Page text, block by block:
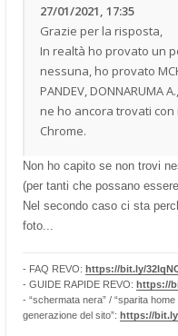
27/01/2021, 17:35
Grazie per la risposta,
In realtà ho provato un
nessuna, ho provato
PANDEV, DONNARUMA
ne ho ancora trovati
Chrome.
Non ho capito se non trovi
(per tanti che possano
Nel secondo caso ci sta
foto...
- FAQ REVO: https://bit.ly/
- GUIDE RAPIDE REVO: https://
- “schermata nera” / “sparita
generazione del sito”: https://